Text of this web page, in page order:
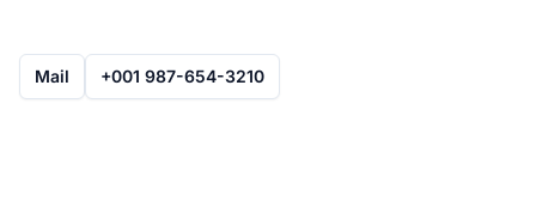
Mail +001 987-654-3210